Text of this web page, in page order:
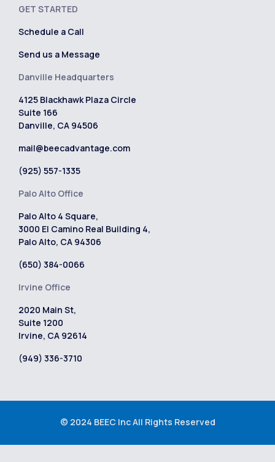
GET STARTED
Schedule a Call
Send us a Message
Danville Headquarters
4125 Blackhawk Plaza Circle
Suite 166
Danville, CA 94506
mail@beecadvantage.com
(925) 557-1335
Palo Alto Office
Palo Alto 4 Square,
3000 El Camino Real Building 4,
Palo Alto, CA 94306
(650) 384-0066
Irvine Office
2020 Main St,
Suite 1200
Irvine, CA 92614
(949) 336-3710
© 2024 BEEC Inc All Rights Reserved